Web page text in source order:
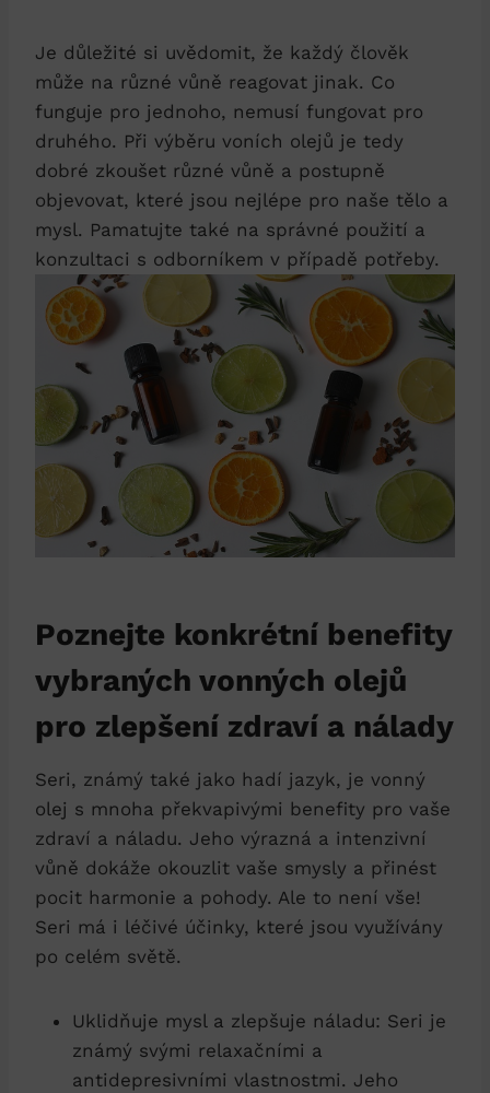
Je důležité si uvědomit, že každý člověk
může na různé vůně reagovat jinak. Co
funguje pro jednoho, nemusí fungovat pro
druhého. Při výběru voních olejů je tedy
dobré zkoušet různé vůně a postupně
objevovat, které jsou nejlépe pro naše tělo a
mysl. Pamatujte také na správné použití a
konzultaci s odborníkem v případě potřeby.
Poznejte konkrétní benefity
vybraných vonných olejů
pro zlepšení zdraví a nálady
Seri, známý také jako hadí jazyk, je vonný
olej s mnoha překvapivými benefity pro vaše
zdraví a náladu. Jeho výrazná a intenzivní
vůně dokáže okouzlit vaše smysly a přinést
pocit harmonie a pohody. Ale to není vše!
Seri má i léčivé účinky, které jsou využívány
po celém světě.
Uklidňuje mysl a zlepšuje náladu: Seri je
známý svými relaxačními a
antidepresivními vlastnostmi. Jeho